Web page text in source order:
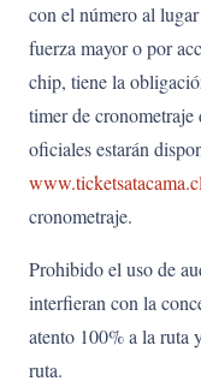
con el número al
fuerza mayor o por
chip, tiene la
timer de cronometraje
oficiales estarán
www.ticketsatacama.cl
cronometraje.
Prohibido el uso de
interfieran con la
atento 100% a la ruta
ruta.